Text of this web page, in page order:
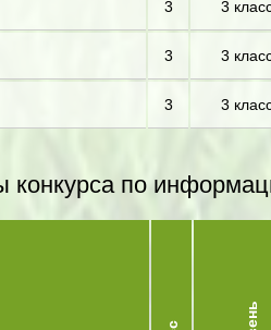
3 3
3 3
3 3
конкурса по